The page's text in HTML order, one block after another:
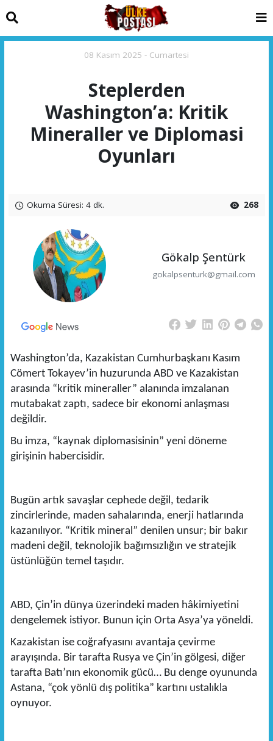
08 Kasım 2025 - Cumartesi
Steplerden
Washington’a: Kritik
Mineraller ve Diplomasi
Oyunları
Okuma Süresi: 4 dk. 268
Gökalp Şentürk
gokalpsenturk@gmail.com
Washington’da, Kazakistan Cumhurbaşkanı Kasım
Cömert Tokayev’in huzurunda ABD ve Kazakistan
arasında “kritik mineraller” alanında imzalanan
mutabakat zaptı, sadece bir ekonomi anlaşması
değildir.
Bu imza, “kaynak diplomasisinin” yeni döneme
girişinin habercisidir.
Bugün artık savaşlar cephede değil, tedarik
zincirlerinde, maden sahalarında, enerji hatlarında
kazanılıyor. “Kritik mineral” denilen unsur; bir bakır
madeni değil, teknolojik bağımsızlığın ve stratejik
üstünlüğün temel taşıdır.
ABD, Çin’in dünya üzerindeki maden hâkimiyetini
dengelemek istiyor. Bunun için Orta Asya’ya yöneldi.
Kazakistan ise coğrafyasını avantaja çevirme
arayışında. Bir tarafta Rusya ve Çin’in gölgesi, diğer
tarafta Batı’nın ekonomik gücü… Bu denge oyununda
Astana, “çok yönlü dış politika” kartını ustalıkla
oynuyor.